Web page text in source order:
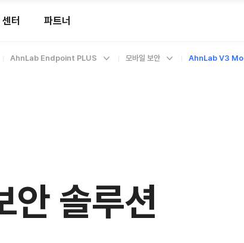
터 파트너
AhnLab Endpoint PLUS 모바일 보안 AhnLab V3
안 솔루션